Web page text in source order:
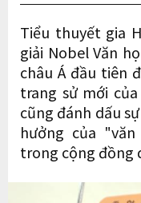
Tiểu thuyết gia
giải Nobel Văn
châu Á đầu tiên
trang sử mới
cũng đánh dấu
hưởng của
trong cộng đồng